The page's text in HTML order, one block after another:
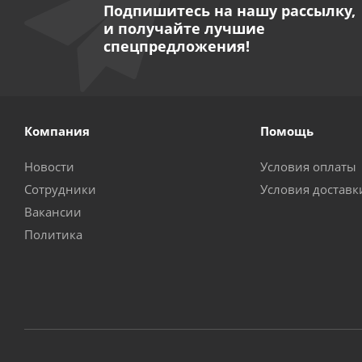
Подпишитесь на нашу рассылку,
и получайте лучшие
спецпредложения!
Компания
Новости
Сотрудники
Вакансии
Политика
Помощь
Условия оплаты
Условия